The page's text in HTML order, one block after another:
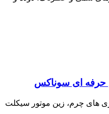
حرفه ای سوناکس
های چرم، زين موتور سيکلت